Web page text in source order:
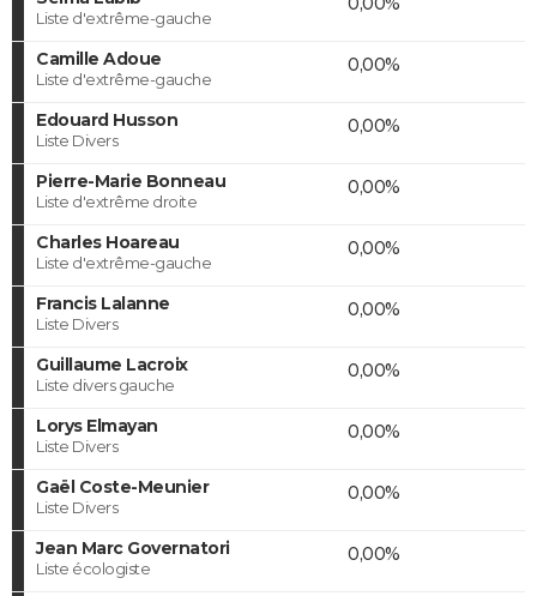
Liste d'extrême-gauche
Camille Adoue
Liste d'extrême-gauche
0,00%
Edouard Husson
Liste Divers
0,00%
Pierre-Marie Bonneau
Liste d'extrême droite
0,00%
Charles Hoareau
Liste d'extrême-gauche
0,00%
Francis Lalanne
Liste Divers
0,00%
Guillaume Lacroix
Liste divers gauche
0,00%
Lorys Elmayan
Liste Divers
0,00%
Gaël Coste-Meunier
Liste Divers
0,00%
Jean Marc Governatori
Liste écologiste
0,00%